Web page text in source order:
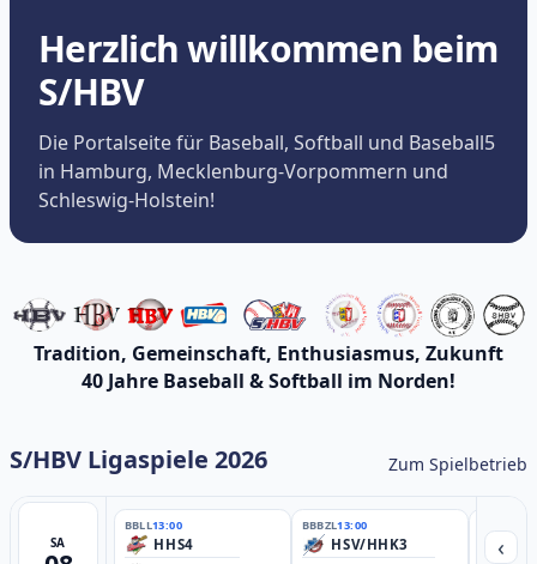
Herzlich willkommen beim
S/HBV
Die Portalseite für Baseball, Softball und Baseball5
in Hamburg, Mecklenburg-Vorpommern und
Schleswig-Holstein!
Tradition, Gemeinschaft, Enthusiasmus, Zukunft
40 Jahre Baseball & Softball im Norden!
S/HBV Ligaspiele 2026 Zum Spielbetrieb
SA
BBLL13:00
HHS4
BBBZL13:00
HSV/HHK3
‹